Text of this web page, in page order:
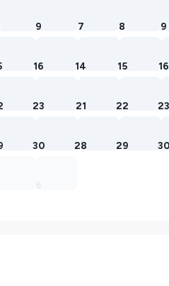
9
16
23
30
7 8 9
14 15 16
21 22 23
28 29 30